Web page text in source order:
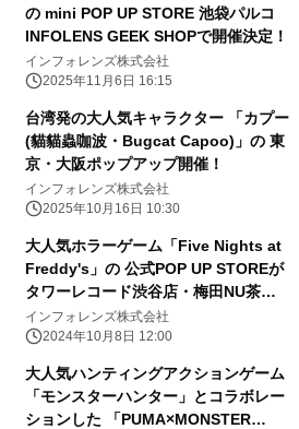
の mini POP UP STORE 池袋パルコ
INFOLENS GEEK SHOPで開催決定！
インフォレンズ株式会社
2025年11月6日 16:15
台湾発の大人気キャラクター 「カプー
(貓貓蟲咖波・Bugcat Capoo)」の 東
京・大阪ポップアップ開催！
インフォレンズ株式会社
2025年10月16日 10:30
大人気ホラーゲーム「Five Nights at
Freddy's」の 公式POP UP STOREが
タワーレコード渋谷店・梅田NU茶屋
町店にて期間限定で開催決定！
インフォレンズ株式会社
2024年10月8日 12:00
大人気ハンティングアクションゲーム
「モンスターハンター」とコラボレー
ションした 「PUMA×MONSTER